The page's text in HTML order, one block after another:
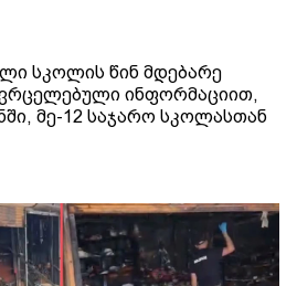
სკოლის წინ მდებარე
ინფორმაციით,
მე-12 საჯარო სკოლასთან